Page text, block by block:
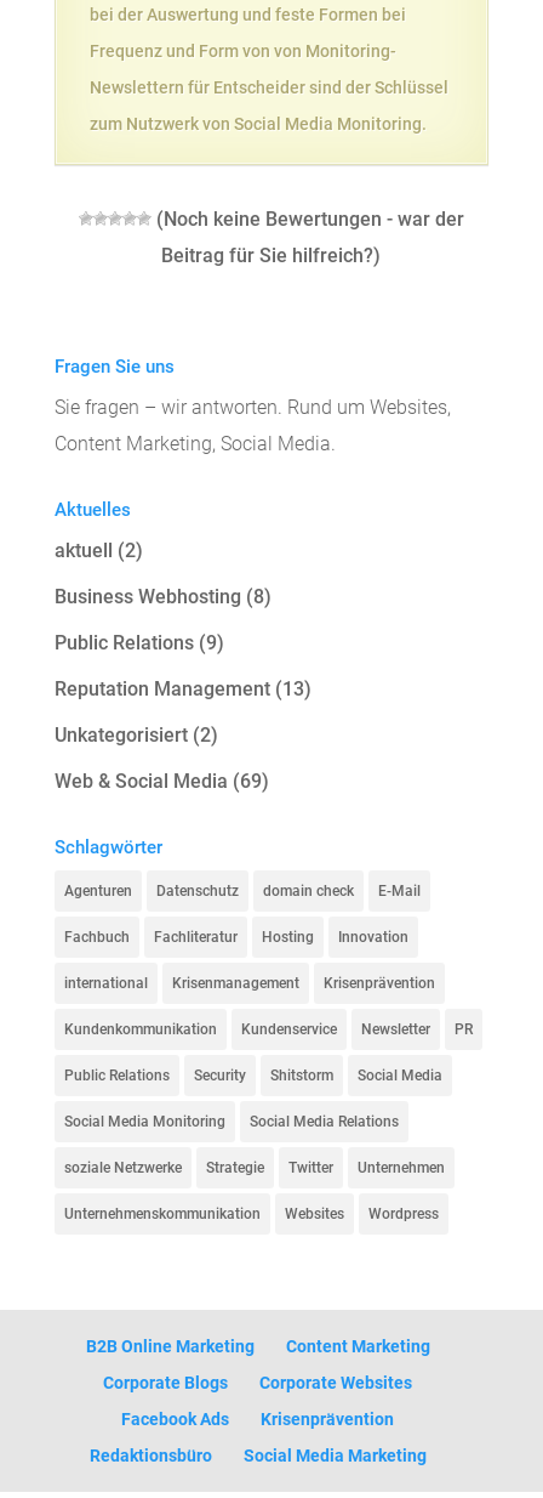
bei der Auswertung und feste Formen bei
Frequenz und Form von von Monitoring-
Newslettern für Entscheider sind der Schlüssel
zum Nutzwerk von Social Media Monitoring.
(Noch keine Bewertungen - war der
Beitrag für Sie hilfreich?)
Fragen Sie uns
Sie fragen – wir antworten. Rund um Websites,
Content Marketing, Social Media.
Aktuelles
aktuell (2)
Business Webhosting (8)
Public Relations(9)
Reputation Management(13)
Unkategorisiert(2)
Web & Social Media (69)
Schlagwörter
Agenturen Datenschutz domain check E-Mail
Fachbuch Fachliteratur Hosting Innovation
international Krisenmanagement Krisenprävention
Kundenkommunikation Kundenservice Newsletter PR
Public Relations Security Shitstorm Social Media
Social Media Monitoring Social Media Relations
soziale Netzwerke Strategie Twitter Unternehmen
Unternehmenskommunikation Websites Wordpress
B2B Online Marketing
Content Marketing
Corporate Blogs
Corporate Websites
Facebook Ads
Krisenprävention
Redaktionsbüro
Social Media Marketing